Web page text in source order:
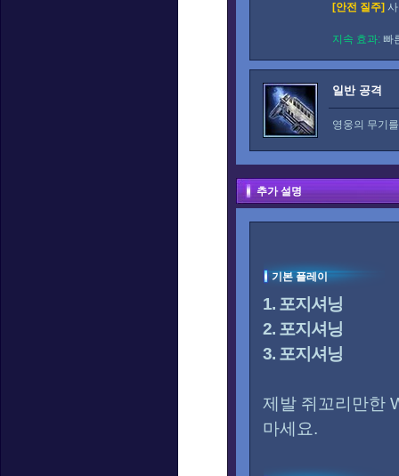
[안전 질주]
지속 효과: 빠
일반 공격
영웅의 무기
추가 설명
기본 플레이
1. 포지셔닝
2. 포지셔닝
3. 포지셔닝
제발 쥐꼬리만한
마세요.